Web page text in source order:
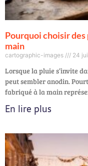
Pourquoi choisir
main
cartographic-images 24
Lorsque la pluie s’invite
peut sembler anodin.
fabriqué à la main
En lire plus